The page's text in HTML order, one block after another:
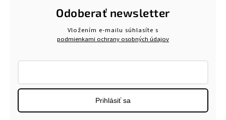
Odoberať newsletter
Vložením e-mailu súhlasíte s
podmienkami ochrany osobných údajov
Prihlásiť sa